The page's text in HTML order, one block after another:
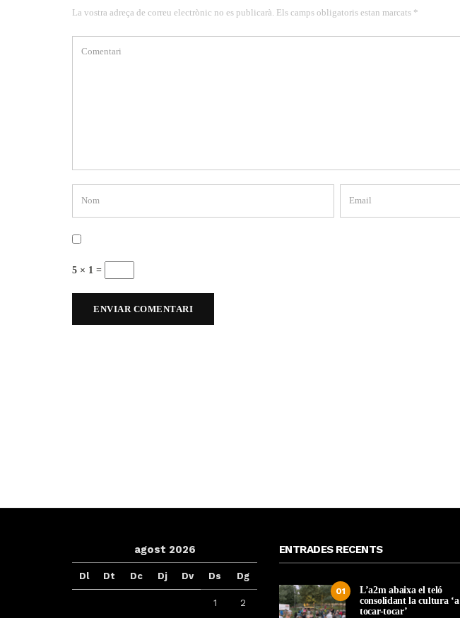
La vostra adreça de correu electrònic no es publicarà. Els camps obligatoris estan marcats *
5 × 1 =
agost 2026
Dl Dt Dc Dj Dv Ds Dg
1 2
ENTRADES RECENTS
01
L’a2m abaixa el teló
consolidant la cultura ‘a
tocar-tocar’